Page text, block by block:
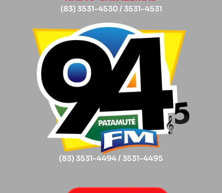
(83) 3531-4530 / 3531-4531
(83) 3531-4494 / 3531-4495